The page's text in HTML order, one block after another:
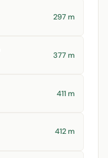
297 m
377 m
411 m
412 m